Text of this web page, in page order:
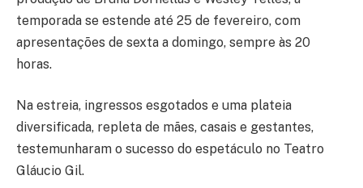
temporada se estende até 25 de fevereiro, com
apresentações de sexta a domingo, sempre às 20
horas.
Na estreia, ingressos esgotados e uma plateia
diversificada, repleta de mães, casais e gestantes,
testemunharam o sucesso do espetáculo no Teatro
Gláucio Gil.